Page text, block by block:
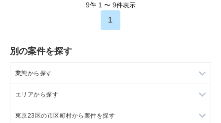
9件 1 〜 9件表示
1
別の案件を探す
業態から探す
ラーメンの居抜き売却物件の案件一覧
フランス料理の居抜き売却物件の案件一覧
エリアから探す
東京23区の飲食店の居抜き売却物件の案件一覧
東京23区の市区町村から案件を探す